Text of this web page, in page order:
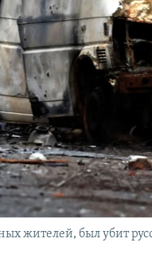
жителей, был убит